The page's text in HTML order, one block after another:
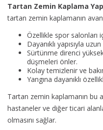
Tartan Zemin Kaplama
tartan zemin kaplamanın
Özellikle spor salonları
Dayanıklı yapısıyla
Sürtünme direnci
düşmeleri önler.
Kolay temizlenir ve
Yangına dayanıklı
Tartan zemin kaplamanın bu
hastaneler ve diğer ticari
olmasını sağlar.